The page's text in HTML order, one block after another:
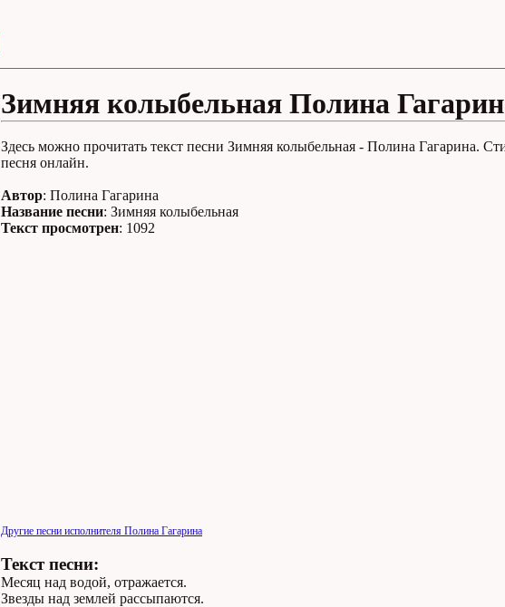
Зимняя колыбельная Полина
Здесь можно прочитать текст песни Зимняя колыбельная - Полина Гагарина.
песня онлайн.
Автор: Полина Гагарина
Название песни: Зимняя колыбельная
Текст просмотрен: 1092
Другие песни исполнителя Полина Гагарина
Текст песни:
Месяц над водой, отражается.
Звезды над землей рассыпаются.